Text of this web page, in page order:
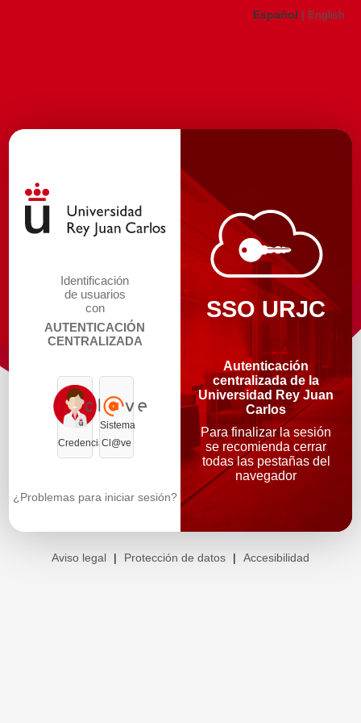
Español | English
Identificación
de usuarios
con
AUTENTICACIÓN
CENTRALIZADA
Credenciales
Sistema
Cl@ve
¿Problemas para iniciar sesión?
SSO URJC
Autenticación
centralizada de la
Universidad Rey Juan
Carlos
Para finalizar la sesión
se recomienda cerrar
todas las pestañas del
navegador
Aviso legal | Protección de datos | Accesibilidad